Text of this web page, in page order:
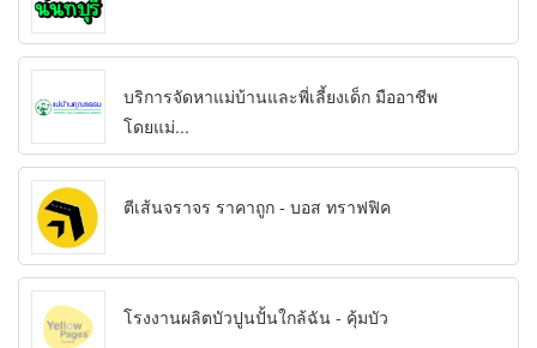
บริการจัดหาแม่บ้านและพี่เลี้ยงเด็ก มืออาชีพ
โดยแม่...
ตีเส้นจราจร ราคาถูก - บอส ทราฟฟิค
โรงงานผลิตบัวปูนปั้นใกล้ฉัน - คุ้มบัว